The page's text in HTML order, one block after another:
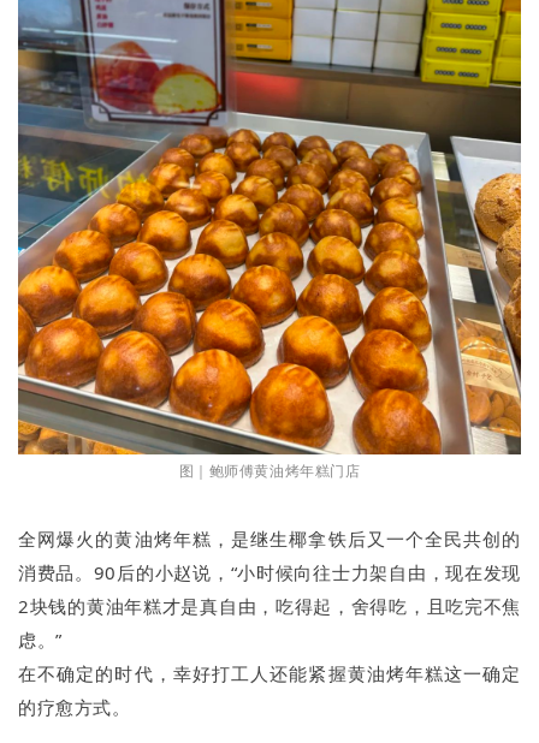
图｜鲍师傅黄油烤年糕门店
全网爆火的黄油烤年糕，是继生椰拿铁后又一个全民共创的
消费品。90后的小赵说，“小时候向往士力架自由，现在发现
2块钱的黄油年糕才是真自由，吃得起，舍得吃，且吃完不焦
虑。”
在不确定的时代，幸好打工人还能紧握黄油烤年糕这一确定
的疗愈方式。